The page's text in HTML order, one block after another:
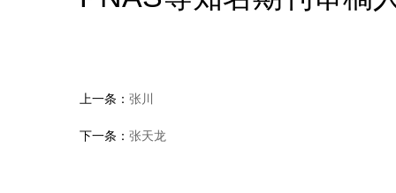
上一条： 张川
下一条： 张天龙